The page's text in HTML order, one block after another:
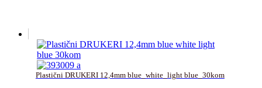
Plastični DRUKERI 12,4mm blue_white_light blue_30kom